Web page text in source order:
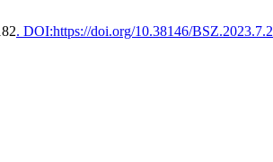
. DOI:https://doi.org/10.38146/BSZ.2023.7.2